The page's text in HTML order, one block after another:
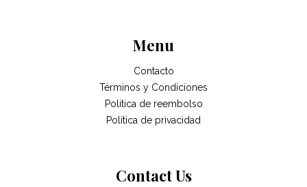
Menu
Contacto
Términos y Condiciones
Politica de reembolso
Política de privacidad
Contact Us